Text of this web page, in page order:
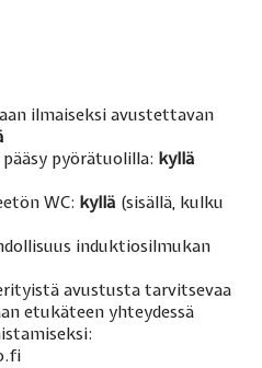
ilmaiseksi avustettavan
pyörätuolilla: kyllä
WC: kyllä (sisällä, kulku
induktiosilmukan
avustusta tarvitsevaa
etukäteen yhteydessä